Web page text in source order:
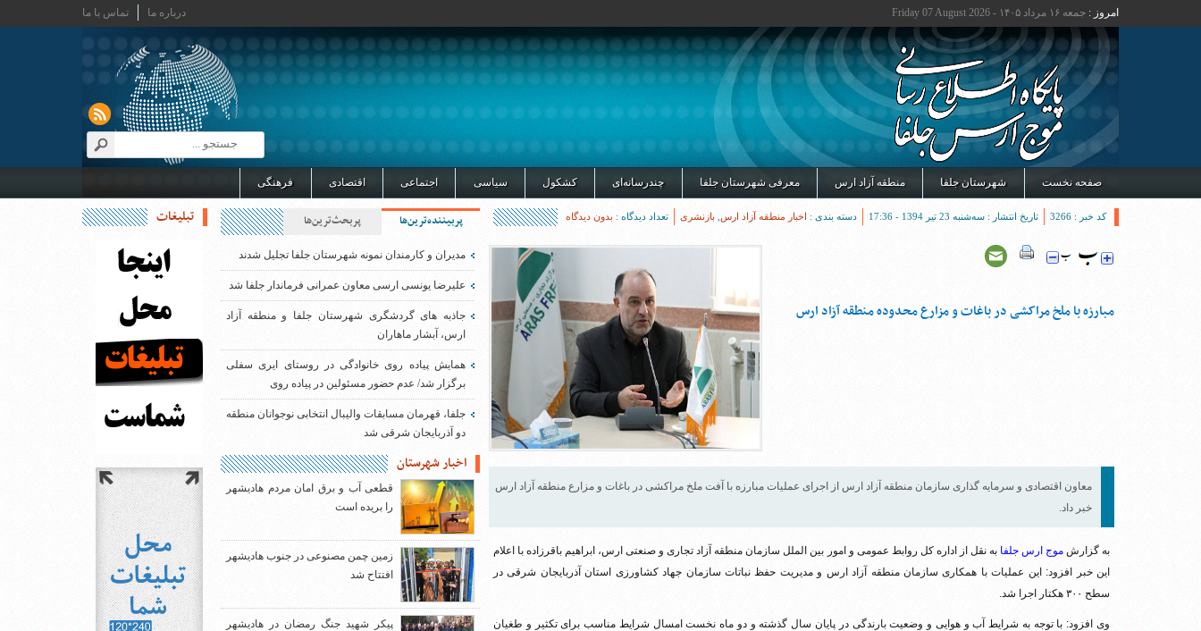
امروز : جمعه ۱۶ مرداد ۱۴۰۵ - Friday 07 August 2026 تماس با ما درباره ما
صفحه نخست شهرستان جلفا منطقه آزاد ارس معرفی شهرستان جلفا چندرسانه‌ای کشکول سیاسی اجتماعی اقتصادی فرهنگی
کد خبر : 3266 تاریخ انتشار : سه‌شنبه 23 تیر 1394 - 17:36 دسته بندی : اخبار منطقه آزاد ارس بازنشری تعداد دیدگاه : بدون دیدگاه
مبارزه با ملخ مراکشی در باغات و مزارع محدوده منطقه آزاد ارس
معاون اقتصادی و سرمایه گذاری سازمان منطقه آزاد ارس از اجرای عملیات مبارزه با آفت ملخ مراکشی در باغات و مزارع منطقه آزاد ارس
خبر داد.
به گزارشموج ارس جلفا به نقل از اداره کل روابط عمومی و امور بین الملل سازمان منطقه آزاد تجاری و صنعتی ارس، ابراهیم باقرزاده با اعلام
این خبر افزود: این عملیات با همکاری سازمان منطقه آزاد ارس و مدیریت حفظ نباتات سازمان جهاد کشاورزی استان آذربایجان شرقی در
سطح ۳۰۰ هکتار اجرا شد.
وی افزود: با توجه به شرایط آب و هوایی و وضعیت بارندگی در پایان سال گذشته و دو ماه نخست امسال شرایط مناسب برای تکثیر و طغیان
تبلیغات پربیننده‌ترین‌ها پربحث‌ترین‌ها
مدیران و کارمندان نمونه شهرستان جلفا تجلیل شدند
علیرضا یونسی ارسی معاون عمرانی فرماندار جلفا شد
جاذبه های گردشگری شهرستان جلفا و منطقه آزاد
ارس، آبشار ماهاران
همایش پیاده روی خانوادگی در روستای ایری سفلی
برگزار شد/ عدم حضور مسئولین در پیاده روی
جلفا، قهرمان مسابقات والیبال انتخابی نوجوانان منطقه
دو آذربایجان شرقی شد
اخبار شهرستان
قطعی آب و برق امان مردم هادیشهر
را بریده است
زمین چمن مصنوعی در جنوب هادیشهر
افتتاح شد
پیکر شهید جنگ رمضان در هادیشهر